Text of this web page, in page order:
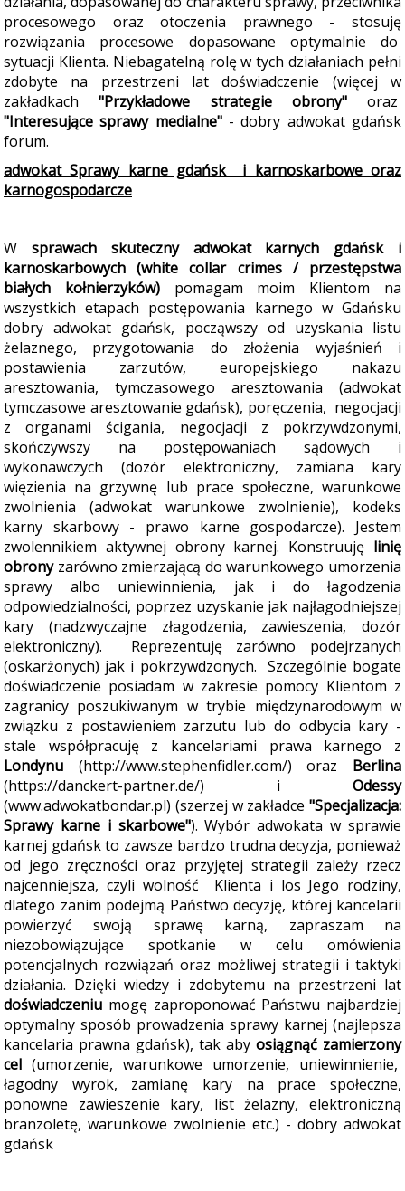
procesowego oraz otoczenia prawnego - stosuję
rozwiązania procesowe dopasowane optymalnie do
sytuacji Klienta. Niebagatelną rolę w tych działaniach pełni
zdobyte na przestrzeni lat doświadczenie (więcej w
zakładkach"Przykładowe strategie obrony"oraz
"Interesujące sprawy medialne"- dobry adwokat gdańsk
forum.
adwokat Sprawy karne gdańsk i karnoskarbowe oraz
karnogospodarcze
W sprawach skuteczny adwokat karnych gdańsk i
karnoskarbowych (white collar crimes / przestępstwa
białych kołnierzyków) pomagam moim Klientom na
wszystkich etapach postępowania karnego w Gdańsku
dobry adwokat gdańsk, począwszy od uzyskania listu
żelaznego, przygotowania do złożenia wyjaśnień i
postawienia zarzutów, europejskiego nakazu
aresztowania, tymczasowego aresztowania (adwokat
tymczasowe aresztowanie gdańsk), poręczenia, negocjacji
z organami ścigania, negocjacji z pokrzywdzonymi,
skończywszy na postępowaniach sądowych i
wykonawczych (dozór elektroniczny, zamiana kary
więzienia na grzywnę lub prace społeczne, warunkowe
zwolnienia (adwokat warunkowe zwolnienie), kodeks
karny skarbowy - prawo karne gospodarcze). Jestem
zwolennikiem aktywnej obrony karnej. Konstruuję linię
obronyzarówno zmierzającą do warunkowego umorzenia
sprawy albo uniewinnienia, jak i do łagodzenia
odpowiedzialności, poprzez uzyskanie jak najłagodniejszej
kary (nadzwyczajne złagodzenia, zawieszenia, dozór
elektroniczny). Reprezentuję zarówno podejrzanych
(oskarżonych) jak i pokrzywdzonych. Szczególnie bogate
doświadczenie posiadam w zakresie pomocy Klientom z
zagranicy poszukiwanym w trybie międzynarodowym w
związku z postawieniem zarzutu lub do odbycia kary -
stale współpracuję z kancelariami prawa karnego z
Londynu
(http://www.stephenfidler.com/) oraz Berlina
(https://danckert-partner.de/) i Odessy
(www.adwokatbondar.pl) (szerzej w zakładce "Specjalizacja:
Sprawy karne i skarbowe"). Wybór adwokata w sprawie
karnej gdańsk to zawsze bardzo trudna decyzja, ponieważ
od jego zręczności oraz przyjętej strategii zależy rzecz
najcenniejsza, czyli wolność Klienta i los Jego rodziny,
dlatego zanim podejmą Państwo decyzję, której kancelarii
powierzyć swoją sprawę karną, zapraszam na
niezobowiązujące spotkanie w celu omówienia
potencjalnych rozwiązań oraz możliwej strategii i taktyki
działania. Dzięki wiedzy i zdobytemu na przestrzeni lat
doświadczeniu mogę zaproponować Państwu najbardziej
optymalny sposób prowadzenia sprawy karnej (najlepsza
kancelaria prawna gdańsk), tak aby osiągnąć zamierzony
cel (umorzenie, warunkowe umorzenie, uniewinnienie,
łagodny wyrok, zamianę kary na prace społeczne,
ponowne zawieszenie kary, list żelazny, elektroniczną
branzoletę, warunkowe zwolnienie etc.) - dobry adwokat
gdańsk